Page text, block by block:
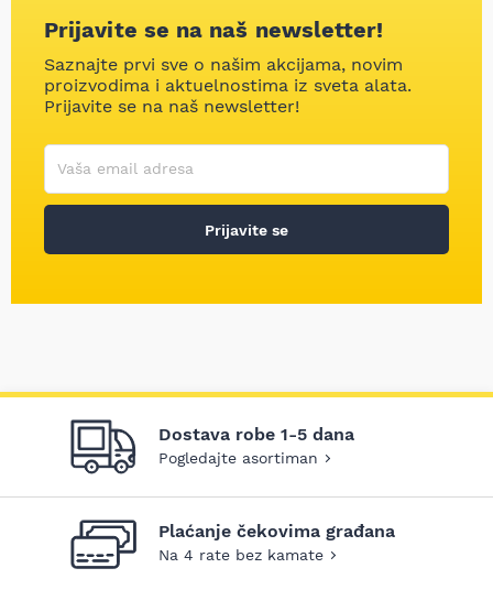
Prijavite se na naš newsletter!
Saznajte prvi sve o našim akcijama, novim
proizvodima i aktuelnostima iz sveta alata.
Prijavite se na naš newsletter!
Korisničko ime
Vaša email adresa
Prijavite se
Dostava robe 1-5 dana
Pogledajte asortiman
Plaćanje čekovima građana
Na 4 rate bez kamate